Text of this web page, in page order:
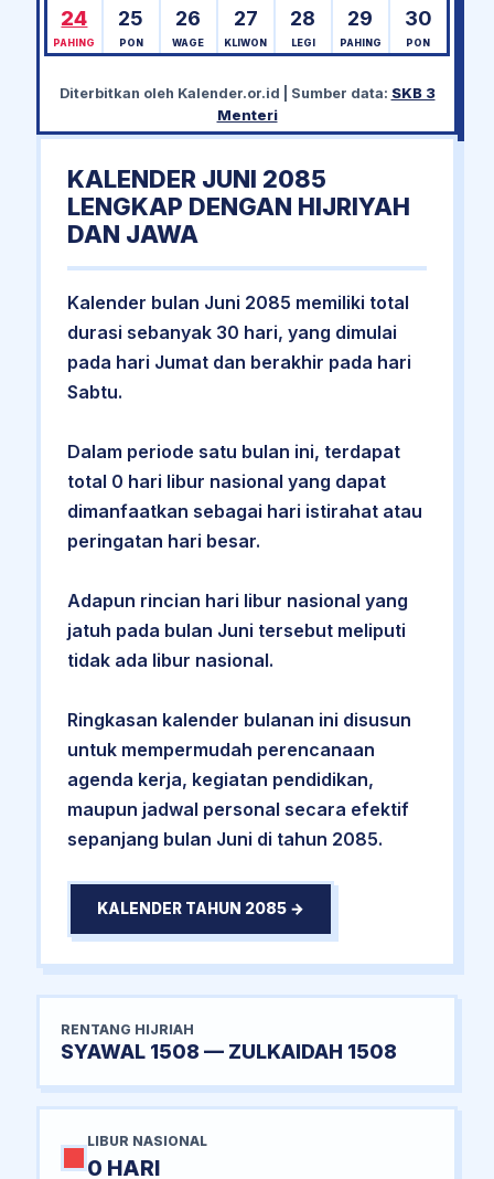
24
PAHING
25
PON
26
WAGE
27
KLIWON
28
LEGI
29
PAHING
30
PON
Diterbitkan oleh Kalender.or.id | Sumber data: SKB 3
Menteri
KALENDER JUNI 2085
LENGKAP DENGAN HIJRIYAH
DAN JAWA
Kalender bulan Juni 2085 memiliki total
durasi sebanyak 30 hari, yang dimulai
pada hari Jumat dan berakhir pada hari
Sabtu.
Dalam periode satu bulan ini, terdapat
total 0 hari libur nasional yang dapat
dimanfaatkan sebagai hari istirahat atau
peringatan hari besar.
Adapun rincian hari libur nasional yang
jatuh pada bulan Juni tersebut meliputi
tidak ada libur nasional.
Ringkasan kalender bulanan ini disusun
untuk mempermudah perencanaan
agenda kerja, kegiatan pendidikan,
maupun jadwal personal secara efektif
sepanjang bulan Juni di tahun 2085.
KALENDER TAHUN 2085 →
RENTANG HIJRIAH
SYAWAL 1508 — ZULKAIDAH 1508
LIBUR NASIONAL
0 HARI